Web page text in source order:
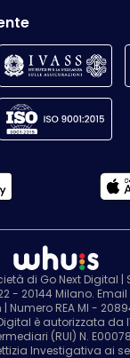
di Go Next Digital |
- 20144 Milano. Email
REA MI -
è autorizzata da
(RUI) N.
Investigativa ai